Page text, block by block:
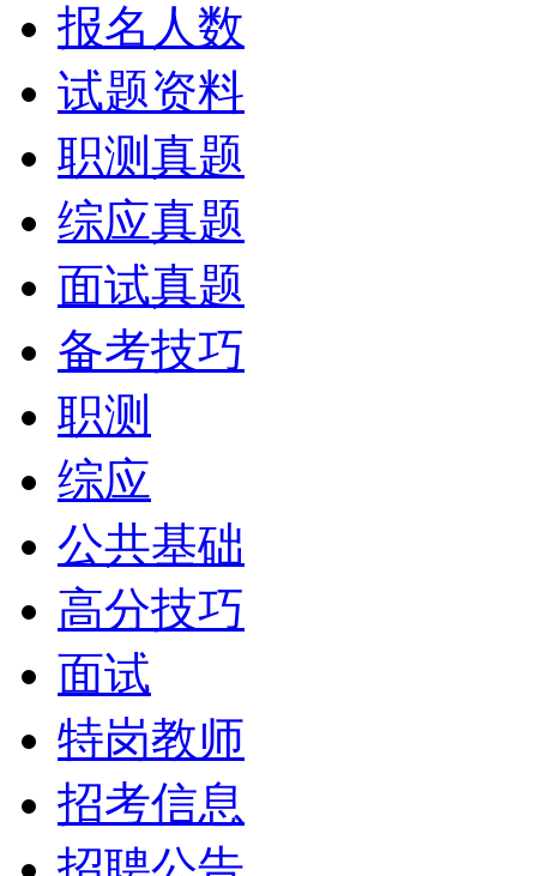
报名人数
试题资料
职测真题
综应真题
面试真题
备考技巧
职测
综应
公共基础
高分技巧
面试
特岗教师
招考信息